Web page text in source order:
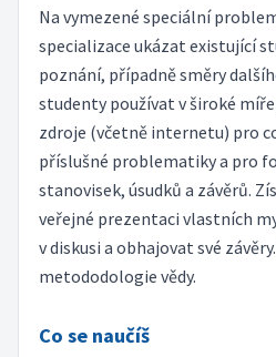
Na vymezené speciální
specializace ukázat existující
poznání, případně směry
studenty používat v široké
zdroje (včetně internetu) pro
příslušné problematiky a pro
stanovisek, úsudků a závěrů.
veřejné prezentaci vlastních
v diskusi a obhajovat své
metododologie vědy.
Co se naučíš